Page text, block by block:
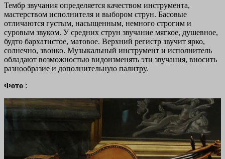
Тембр звучания определяется качеством инструмента,
мастерством исполнителя и выбором струн. Басовые
отличаются густым, насыщенным, немного строгим и
суровым звуком. У средних струн звучание мягкое, душевное,
будто бархатистое, матовое. Верхний регистр звучит ярко,
солнечно, звонко. Музыкальный инструмент и исполнитель
обладают возможностью видоизменять эти звучания, вносить
разнообразие и дополнительную палитру.
Фото :